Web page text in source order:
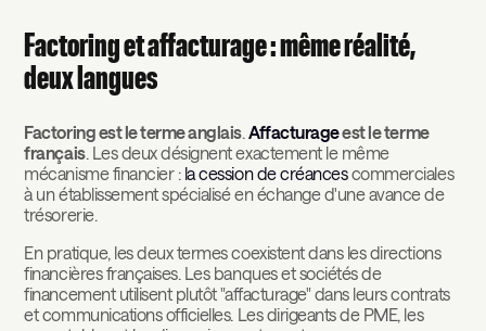
Factoring et affacturage : même réalité,
deux langues
Factoring est le terme anglais Affacturageest le terme
français. Les deux désignent exactement le même
mécanisme financier : la cession de créancescommerciales
à un établissement spécialisé en échange d'une avance de
trésorerie.
En pratique, les deux termes coexistent dans les directions
financières françaises. Les banques et sociétés de
financement utilisent plutôt "affacturage" dans leurs contrats
et communications officielles. Les dirigeants de PME, les